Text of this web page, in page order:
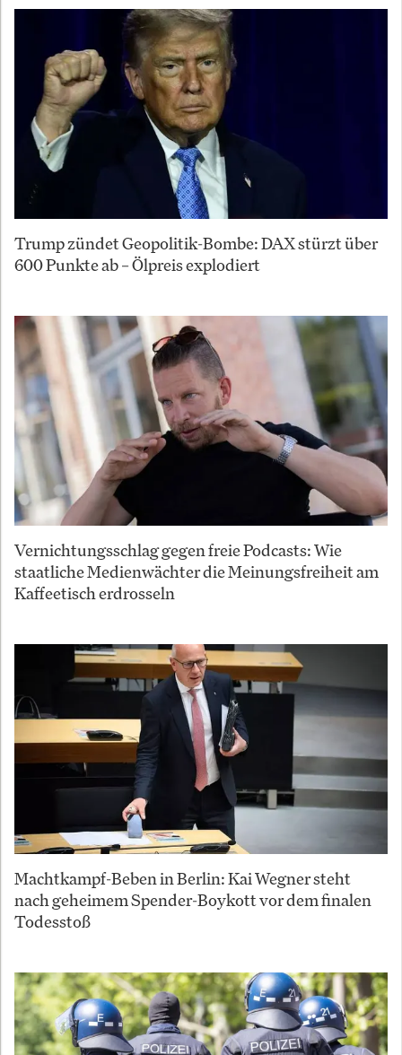
Trump zündet Geopolitik-Bombe: DAX stürzt über
600 Punkte ab – Ölpreis explodiert
Vernichtungsschlag gegen freie Podcasts: Wie
staatliche Medienwächter die Meinungsfreiheit am
Kaffeetisch erdrosseln
Machtkampf-Beben in Berlin: Kai Wegner steht
nach geheimem Spender-Boykott vor dem finalen
Todesstoß